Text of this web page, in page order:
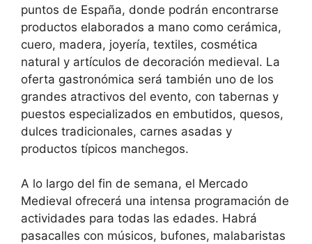
puntos de España, donde podrán encontrarse
productos elaborados a mano como cerámica,
cuero, madera, joyería, textiles, cosmética
natural y artículos de decoración medieval. La
oferta gastronómica será también uno de los
grandes atractivos del evento, con tabernas y
puestos especializados en embutidos, quesos,
dulces tradicionales, carnes asadas y
productos típicos manchegos.
A lo largo del fin de semana, el Mercado
Medieval ofrecerá una intensa programación de
actividades para todas las edades. Habrá
pasacalles con músicos, bufones, malabaristas